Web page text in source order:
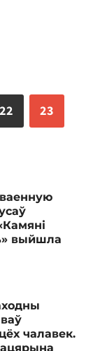
22 23
выйшла
чалавек.